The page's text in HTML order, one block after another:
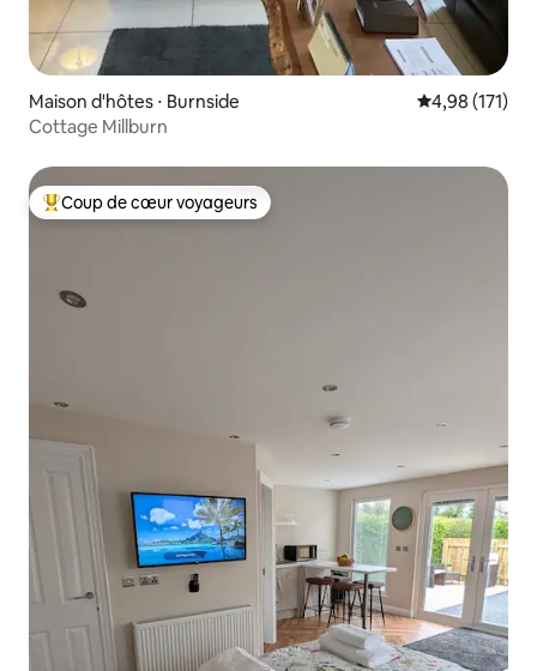
Maison d'hôtes ⋅ Burnside Évaluation
4,98 (171)
Cottage Millburn
Coups de cœur voyageurs les plus appréciés
Coup de cœur voyageurs